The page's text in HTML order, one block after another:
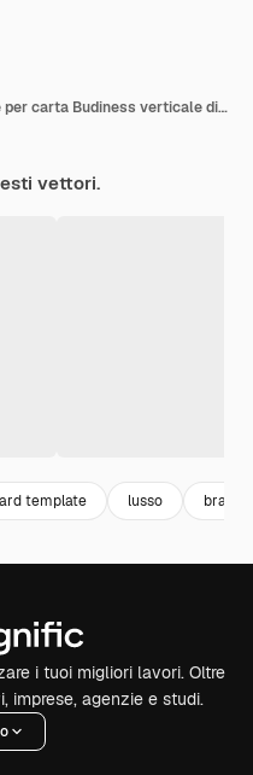
Elegante modello modificabile per carta Budiness verticale di lusso in oro scuro
vettori.
template lusso
i tuoi migliori lavori. Oltre
imprese, agenzie e studi.